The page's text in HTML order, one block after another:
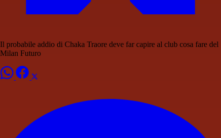
Il probabile addio di Chaka Traore deve far capire al club cosa fare del
Milan Futuro